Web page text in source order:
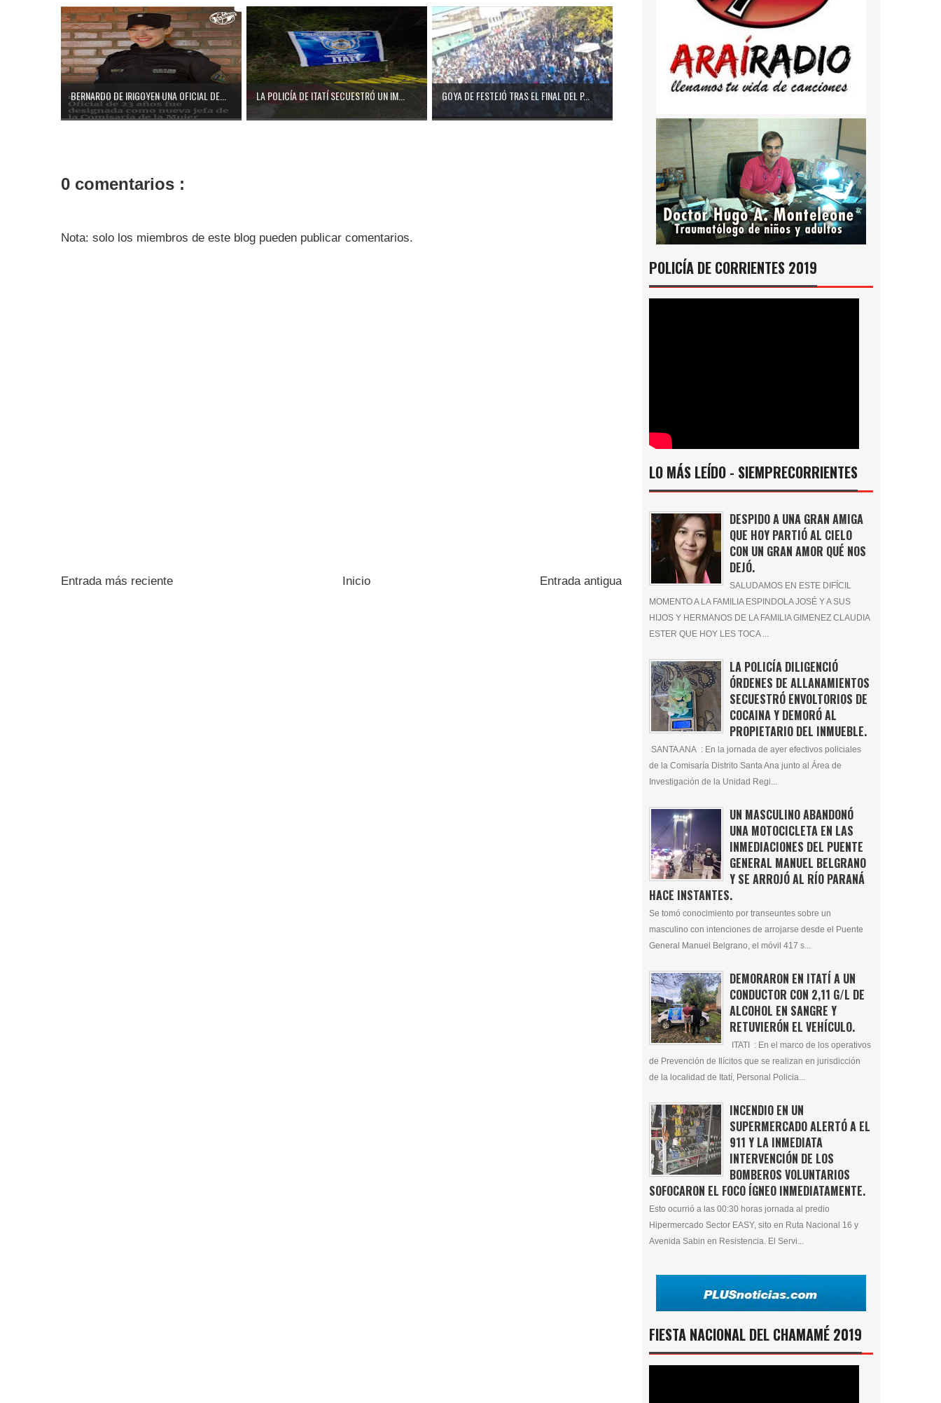
BERNARDO DE IRIGOYEN UNA OFICIAL DE... LA POLICÍA DE ITATÍ SECUESTRÓ UN IM... GOYA DE FESTEJÓ TRAS EL FINAL DEL P...
0 comentarios :
Nota: solo los miembros de este blog pueden publicar comentarios.
Entrada más reciente Entrada antigua
Inicio
POLICÍA DE CORRIENTES 2019
LO MÁS LEÍDO - SIEMPRECORRIENTES
DESPIDO A UNA GRAN AMIGA
QUE HOY PARTIÓ AL CIELO
CON UN GRAN AMOR QUÉ NOS
DEJÓ.
SALUDAMOS EN ESTE DIFÍCIL
MOMENTO A LA FAMILIA ESPINDOLA JOSÉ Y A SUS
HIJOS Y HERMANOS DE LA FAMILIA GIMENEZ CLAUDIA
ESTER QUE HOY LES TOCA ...
LA POLICÍA DILIGENCIÓ
ÓRDENES DE ALLANAMIENTOS
SECUESTRÓ ENVOLTORIOS DE
COCAINA Y DEMORÓ AL
PROPIETARIO DEL INMUEBLE.
SANTA ANA : En la jornada de ayer efectivos policiales
de la Comisaría Distrito Santa Ana junto al Área de
Investigación de la Unidad Regi...
UN MASCULINO ABANDONÓ
UNA MOTOCICLETA EN LAS
INMEDIACIONES DEL PUENTE
GENERAL MANUEL BELGRANO
Y SE ARROJÓ AL RÍO PARANÁ
HACE INSTANTES.
Se tomó conocimiento por transeuntes sobre un
masculino con intenciones de arrojarse desde el Puente
General Manuel Belgrano, el móvil 417 s...
DEMORARON EN ITATÍ A UN
CONDUCTOR CON 2,11 G/L DE
ALCOHOL EN SANGRE Y
RETUVIERÓN EL VEHÍCULO.
ITATI : En el marco de los operativos
de Prevención de Ilícitos que se realizan en jurisdicción
de la localidad de Itatí, Personal Policia...
INCENDIO EN UN
SUPERMERCADO ALERTÓ A EL
911 Y LA INMEDIATA
INTERVENCIÓN DE LOS
BOMBEROS VOLUNTARIOS
SOFOCARON EL FOCO ÍGNEO INMEDIATAMENTE.
Esto ocurrió a las 00:30 horas jornada al predio
Hipermercado Sector EASY, sito en Ruta Nacional 16 y
Avenida Sabin en Resistencia. El Servi...
FIESTA NACIONAL DEL CHAMAMÉ 2019